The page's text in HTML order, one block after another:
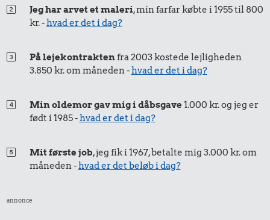
i 1998 i 2025
Jeg har arvet et maleri, min farfar købte i 1955 til 800
kr. -hvad er det i dag?
På lejekontraktenfra 2003 kostede lejligheden
3.850 kr. om måneden -hvad er det i dag?
Min oldemor gav mig i dåbsgave1.000 kr. og jeg er
født i 1985 -hvad er det i dag?
Mit første job, jeg fik i 1967, betalte mig 3.000 kr. om
måneden -hvad er det beløb i dag?
annonce